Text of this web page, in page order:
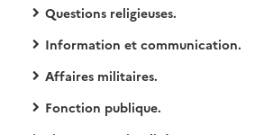
Questions religieuses.
Information et communication.
Affaires militaires.
Fonction publique.